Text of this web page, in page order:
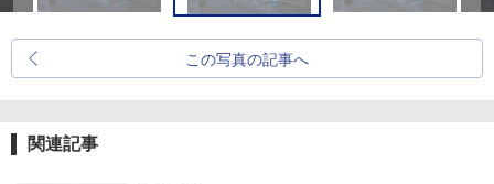
この写真の記事へ
関連記事